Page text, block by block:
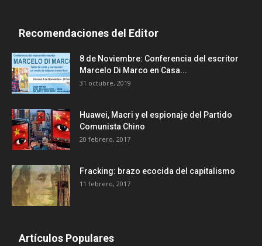
Recomendaciones del Editor
8 de Noviembre: Conferencia del escritor
Marcelo Di Marco en Casa...
31 octubre, 2019
Huawei, Macri y el espionaje del Partido
Comunista Chino
20 febrero, 2017
Fracking: brazo ecocida del capitalismo
11 febrero, 2017
Artículos Populares